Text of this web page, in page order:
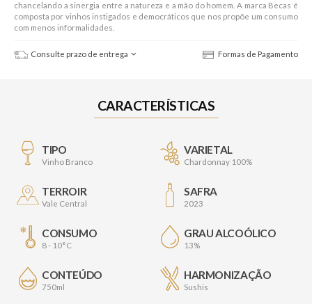
chancelando a sinergia entre a natureza e a mão do homem. A marca Becas é
composta por vinhos instigados e democráticos que nos propõe um consumo
com menos informalidades.
Consulte prazo de entrega Formas de Pagamento
CARACTERÍSTICAS
TIPO
Vinho Branco
VARIETAL
Chardonnay 100%
TERROIR
Vale Central
SAFRA
2023
CONSUMO
8 - 10°C
GRAU ALCOÓLICO
13%
CONTEÚDO
750ml
HARMONIZAÇÃO
Sushis